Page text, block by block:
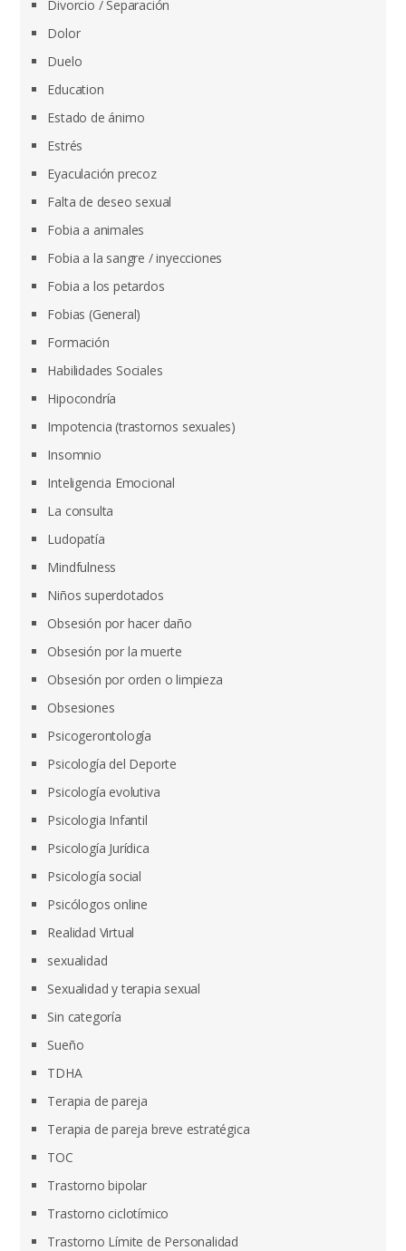
Divorcio / Separación
Dolor
Duelo
Education
Estado de ánimo
Estrés
Eyaculación precoz
Falta de deseo sexual
Fobia a animales
Fobia a la sangre / inyecciones
Fobia a los petardos
Fobias (General)
Formación
Habilidades Sociales
Hipocondría
Impotencia (trastornos sexuales)
Insomnio
Inteligencia Emocional
La consulta
Ludopatía
Mindfulness
Niños superdotados
Obsesión por hacer daño
Obsesión por la muerte
Obsesión por orden o limpieza
Obsesiones
Psicogerontología
Psicología del Deporte
Psicología evolutiva
Psicologia Infantil
Psicología Jurídica
Psicología social
Psicólogos online
Realidad Virtual
sexualidad
Sexualidad y terapia sexual
Sin categoría
Sueño
TDHA
Terapia de pareja
Terapia de pareja breve estratégica
TOC
Trastorno bipolar
Trastorno ciclotímico
Trastorno Límite de Personalidad